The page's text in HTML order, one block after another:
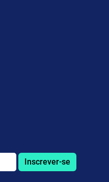
Inscrever-se